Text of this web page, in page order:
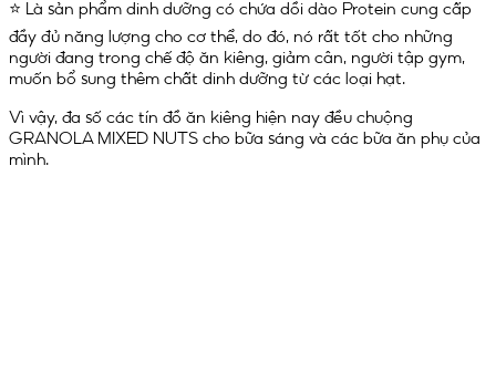
⭐️ Là sản phẩm dinh dưỡng có chứa dồi dào Protein cung cấp
đầy đủ năng lượng cho cơ thể, do đó, nó rất tốt cho những
người đang trong chế độ ăn kiêng, giảm cân, người tập gym,
muốn bổ sung thêm chất dinh dưỡng từ các loại hạt.
Vì vậy, đa số các tín đồ ăn kiêng hiện nay đều chuộng
GRANOLA MIXED NUTS cho bữa sáng và các bữa ăn phụ của
mình.